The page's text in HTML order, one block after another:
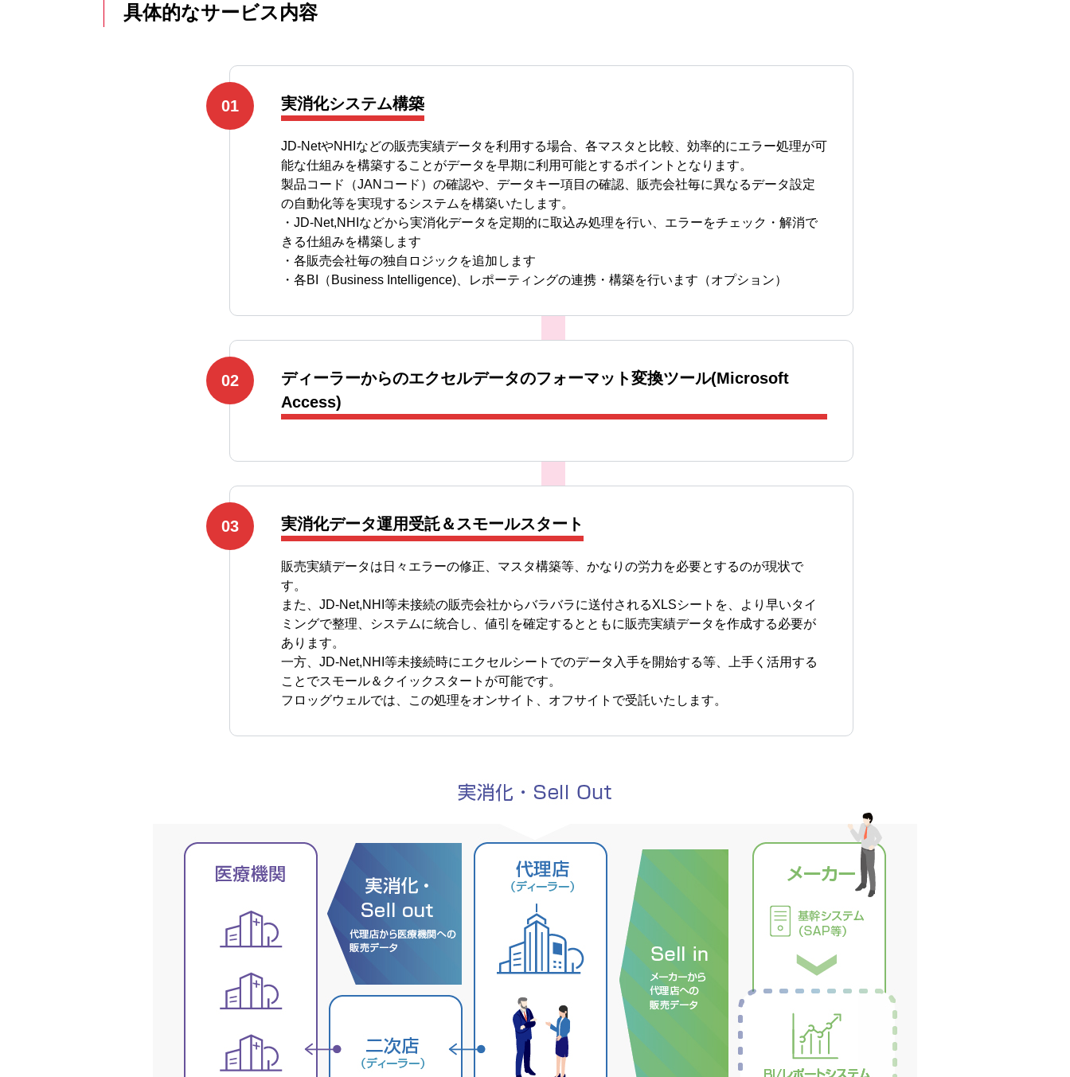
具体的なサービス内容
実消化システム構築
JD-NetやNHIなどの販売実績データを利用する場合、各マスタと比較、効率的にエラー処理が可
能な仕組みを構築することがデータを早期に利用可能とするポイントとなります。
製品コード（JANコード）の確認や、データキー項目の確認、販売会社毎に異なるデータ設定
の自動化等を実現するシステムを構築いたします。
・JD-Net,NHIなどから実消化データを定期的に取込み処理を行い、エラーをチェック・解消で
きる仕組みを構築します
・各販売会社毎の独自ロジックを追加します
・各BI（Business Intelligence)、レポーティングの連携・構築を行います（オプション）
ディーラーからのエクセルデータのフォーマット変換ツール(Microsoft
Access)
実消化データ運用受託＆スモールスタート
販売実績データは日々エラーの修正、マスタ構築等、かなりの労力を必要とするのが現状で
す。
また、JD-Net,NHI等未接続の販売会社からバラバラに送付されるXLSシートを、より早いタイ
ミングで整理、システムに統合し、値引を確定するとともに販売実績データを作成する必要が
あります。
一方、JD-Net,NHI等未接続時にエクセルシートでのデータ入手を開始する等、上手く活用する
ことでスモール＆クイックスタートが可能です。
フロッグウェルでは、この処理をオンサイト、オフサイトで受託いたします。